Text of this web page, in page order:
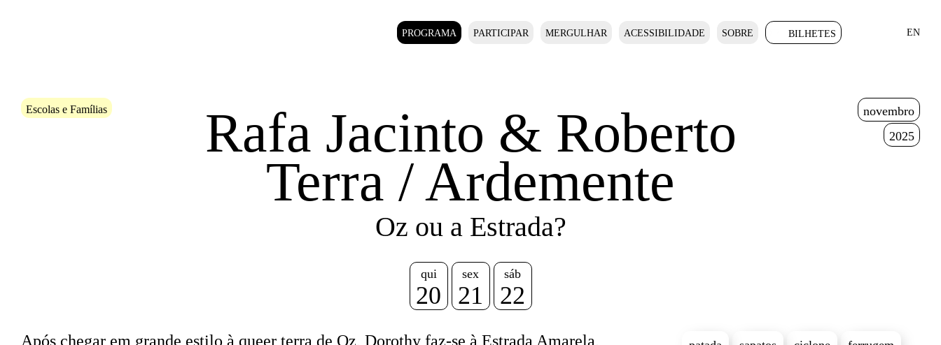
PROGRAMA PARTICIPAR MERGULHAR ACESSIBILIDADE SOBRE BILHETES EN
Sinopse
Escolas e Famílias Rafa Jacinto & Roberto
Terra / Ardemente
Oz ou a Estrada?
novembro
2025
qui
20
sex
21
sáb
22
Sinopse
Após chegar em grande estilo à queer terra de Oz, Dorothy faz-se à Estrada Amarela,